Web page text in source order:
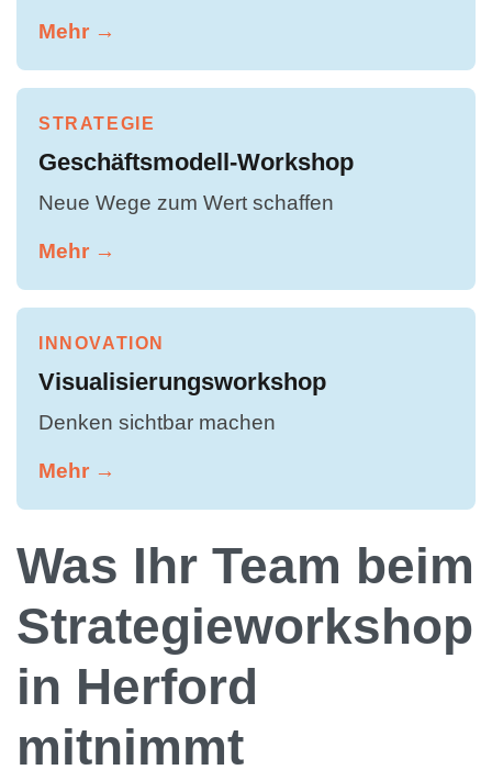
Mehr →
STRATEGIE
Geschäftsmodell-Workshop
Neue Wege zum Wert schaffen
Mehr →
INNOVATION
Visualisierungsworkshop
Denken sichtbar machen
Mehr →
Was Ihr Team beim
Strategieworkshop
in Herford
mitnimmt